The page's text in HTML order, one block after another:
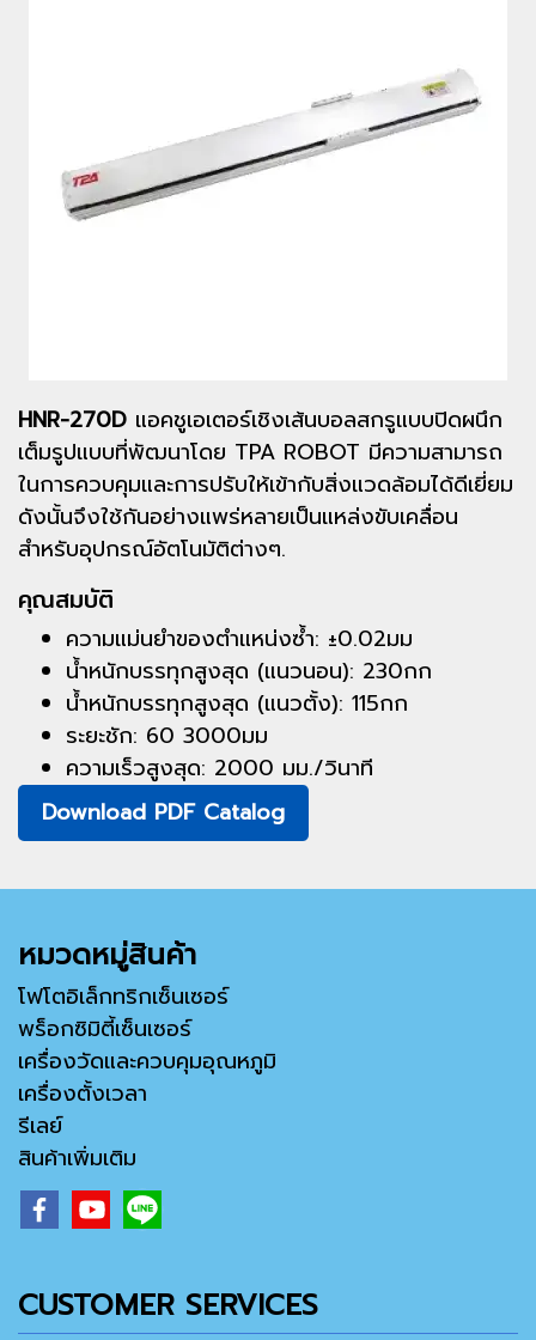
HNR-270D แอคชูเอเตอร์เชิงเส้นบอลสกรูแบบปิดผนึก
เต็มรูปแบบที่พัฒนาโดย TPA ROBOT มีความสามารถ
ในการควบคุมและการปรับให้เข้ากับสิ่งแวดล้อมได้ดีเยี่ยม
ดังนั้นจึงใช้กันอย่างแพร่หลายเป็นแหล่งขับเคลื่อน
สำหรับอุปกรณ์อัตโนมัติต่างๆ.
คุณสมบัติ
ความแม่นยำของตำแหน่งซ้ำ: ±0.02มม
น้ำหนักบรรทุกสูงสุด (แนวนอน): 230กก
น้ำหนักบรรทุกสูงสุด (แนวตั้ง): 115กก
ระยะชัก: 60 3000มม
ความเร็วสูงสุด: 2000 มม./วินาที
Download PDF Catalog
หมวดหมู่สินค้า
โฟโตอิเล็กทริกเซ็นเซอร์
พร็อกซิมิตี้เซ็นเซอร์
เครื่องวัดและควบคุมอุณหภูมิ
เครื่องตั้งเวลา
รีเลย์
สินค้าเพิ่มเติม
CUSTOMER SERVICES